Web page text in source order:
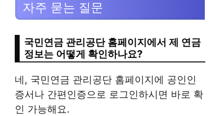
자주 묻는 질문
국민연금 관리공단 홈페이지에서 제 연금
정보는 어떻게 확인하나요?
네, 국민연금 관리공단 홈페이지에 공인인
증서나 간편인증으로 로그인하시면 바로 확
인 가능해요.